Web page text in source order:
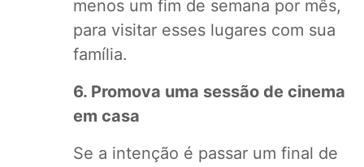
menos um fim de semana por mês,
para visitar esses lugares com sua
família.
6. Promova uma sessão de cinema
em casa
Se a intenção é passar um final de